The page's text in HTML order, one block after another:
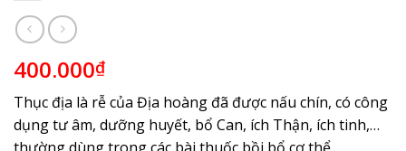
400.000₫
Thục địa là rễ của Địa hoàng đã được nấu chín, có công
dụng tư âm, dưỡng huyết, bổ Can, ích Thận, ích tinh,…